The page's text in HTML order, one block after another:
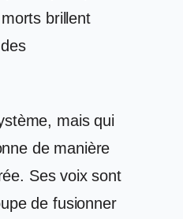
brillent
mais qui
de manière
Ses voix sont
de fusionner